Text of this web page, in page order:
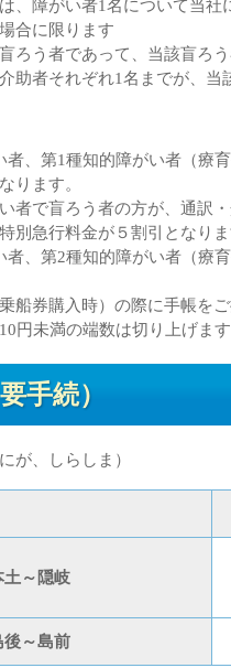
、障がい者1名について当
合に限ります
ろう者であって、当該盲ろ
助者それぞれ1名までが、
者、第1種知的障がい者（療
ります。
者で盲ろう者の方が、通訳
別急行料金が５割引となりま
者、第2種知的障がい者（療
船券購入時）の際に手帳を
円未満の端数は切り上げます
手続）
が、しらしま）
土～隠岐
後～島前